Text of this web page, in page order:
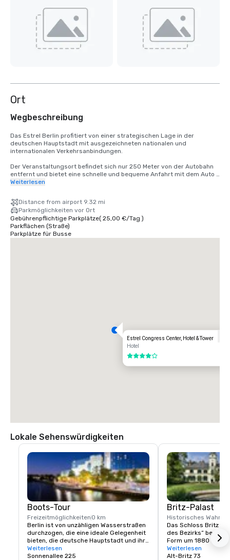
Ort
Wegbeschreibung
Das Estrel Berlin profitiert von einer strategischen Lage in der
deutschen Hauptstadt mit ausgezeichneten nationalen und
internationalen Verkehrsanbindungen.
Der Veranstaltungsort befindet sich nur 250 Meter von der Autobahn
entfernt und bietet eine schnelle und bequeme Anfahrt mit dem Auto
aus allen Richtungen. Der Flughafen Berlin Brandenburg (BER) ist etwa
erreichbar und bietet direkte Verbindungen in die Berliner Innenstadt
und zu den wichtigsten Verkehrsknotenpunkten.
Bushaltestellen, Taxiservices und Abholstellen für
Mitfahrgelegenheiten befinden sich direkt vor dem Veranstaltungsort
und sorgen für eine reibungslose An- und Abreise für Gäste und
Weiterlesen
Distance from airport 9.32 mi
Parkmöglichkeiten vor Ort
Gebührenpflichtige Parkplätze( 25,00 €/Tag )
Parkflächen (Straße)
Parkplätze für Busse
Estrel Congress Center, Hotel & Tower
Hotel
4 von 5
Lokale Sehenswürdigkeiten
Boots-Tour
Freizeitmöglichkeiten 0 km
Berlin ist von unzähligen Wasserstraßen
durchzogen, die eine ideale Gelegenheit
bieten, die deutsche Hauptstadt und ihre
vielen Sehenswürdigkeiten vom Wasser
aus zu entdecken. Beginnen Sie Ihre
Weiterlesen
Sonnenallee 225
Britz-Palast
Historisches
Das Schloss Britz
des Bezirks“
Form um 1880 von
Besitzer. Die
Neorenaissance-Stil
Weiterlesen
Alt-Britz 73